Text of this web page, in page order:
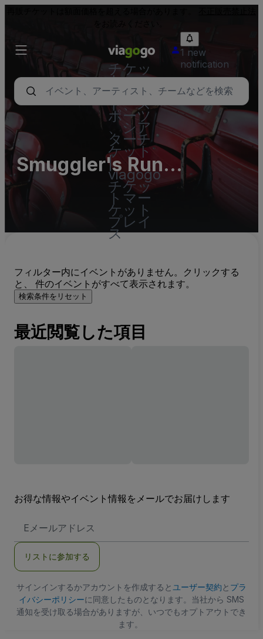
チケッ
ト - コ
ンサー
ト、ス
ポーツ
、シア
ターチ
ケット
|
viagogo
チケッ
トマー
ケット
プレイ
ス
1 new
notification
Smuggler's Run
Wyandotte Parking Lots
フィルター内にイベントがありません。クリックする
と、 件のイベントがすべて表示されます。
検索条件をリセット
最近閲覧した項目
お得な情報やイベント情報をメールでお届けします
メ
ア
ス
リストに参加する
サインインするかアカウントを作成すると ユーザー契約と プラ
イバシーポリシーに同意したものとなります。当社から SMS
通知を受け取る場合がありますが、いつでもオプトアウトでき
ます。